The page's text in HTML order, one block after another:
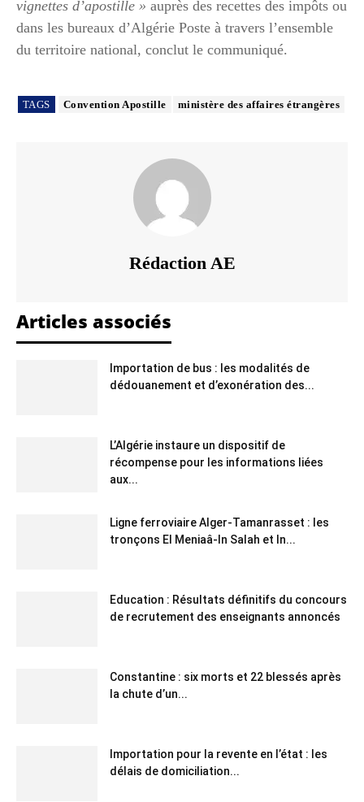
vignettes d’apostille » auprès des recettes des impôts ou
dans les bureaux d’Algérie Poste à travers l’ensemble
du territoire national, conclut le communiqué.
TAGS Convention Apostille ministère des affaires étrangères
Rédaction AE
Articles associés
Importation de bus : les modalités de
dédouanement et d’exonération des...
L’Algérie instaure un dispositif de
récompense pour les informations liées
aux...
Ligne ferroviaire Alger-Tamanrasset : les
tronçons El Meniaâ-In Salah et In...
Education : Résultats définitifs du concours
de recrutement des enseignants annoncés
Constantine : six morts et 22 blessés après
la chute d’un...
Importation pour la revente en l’état : les
délais de domiciliation...